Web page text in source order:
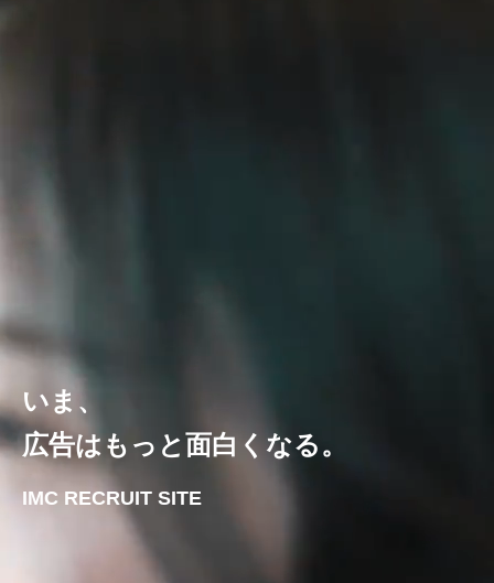
いま、
広告はもっと面白くなる。
IMC RECRUIT SITE